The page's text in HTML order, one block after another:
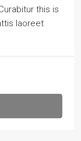
this is
laoreet